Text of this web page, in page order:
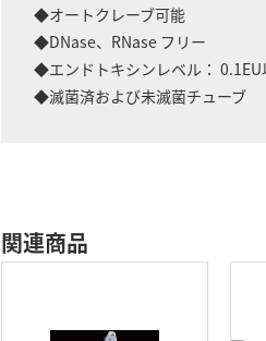
◆オートクレーブ可能
◆DNase、RNase フリー
◆エンドトキシンレベル： 0.1EU
◆滅菌済および未滅菌チューブ
関連商品